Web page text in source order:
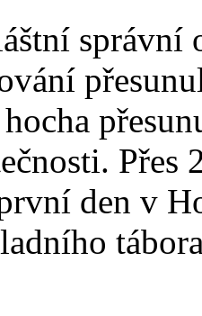
správní
Přes
den v